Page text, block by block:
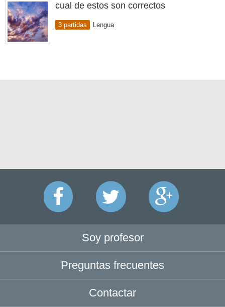
cual de estos son correctos
3 partidas Lengua
Soy profesor
Preguntas frecuentes
Contactar